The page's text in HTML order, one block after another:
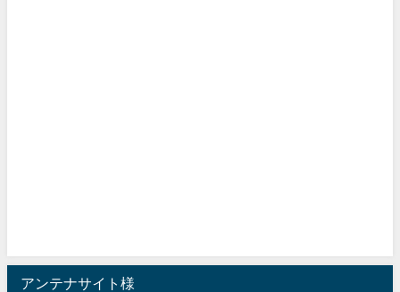
アンテナサイト様